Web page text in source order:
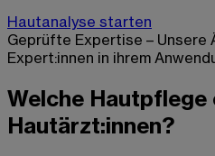
Hautanalyse starten
Geprüfte Expertise – Unsere
Expert:innen in ihrem
Welche Hautpflege
Hautärzt:innen?